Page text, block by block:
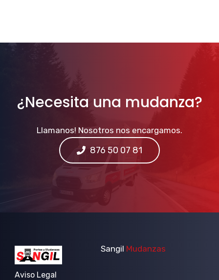
¿Necesita una mudanza?
Llamanos! Nosotros nos encargamos.
876 50 07 81
Sangil Mudanzas
Aviso Legal